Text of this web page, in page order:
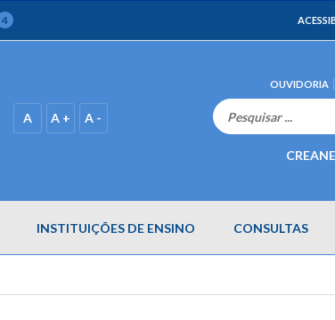
4
A A + A -
OUVIDORIA
INSTITUIÇÕES DE ENSINO CONSULTAS